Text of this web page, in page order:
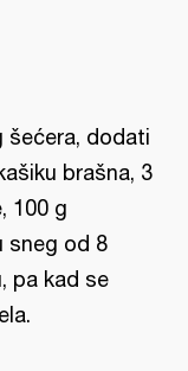
šećera, dodati
brašna, 3
100 g
sneg od 8
pa kad se